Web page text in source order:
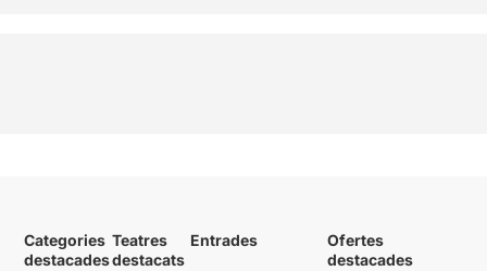
Categories
destacades
Teatres
destacats
Entrades
Ofertes
destacades